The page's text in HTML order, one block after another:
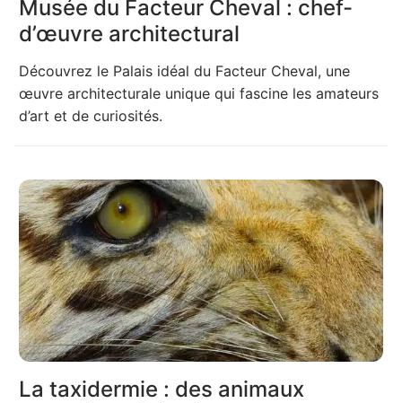
Musée du Facteur Cheval : chef-
d’œuvre architectural
Découvrez le Palais idéal du Facteur Cheval, une
œuvre architecturale unique qui fascine les amateurs
d’art et de curiosités.
La taxidermie : des animaux